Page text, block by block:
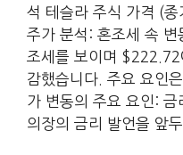
석 테슬라 주식 가격 (
주가 분석: 혼조세 속 변
조세를 보이며
감했습니다. 주요 요인
가 변동의 주요 요인:
의장의 금리 발언을 앞